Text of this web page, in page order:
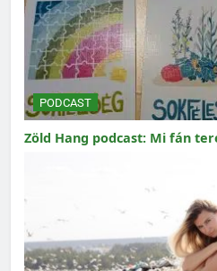
PODCAST
Zöld Hang podcast: Mi fán